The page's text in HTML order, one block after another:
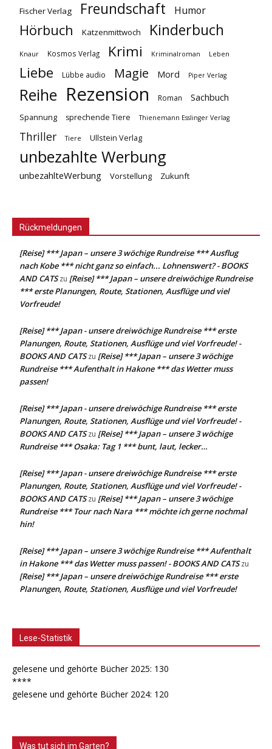
Fischer Verlag Freundschaft Humor
Hörbuch Katzenmittwoch Kinderbuch
Knaur Kosmos Verlag Krimi Kriminalroman Leben
Liebe Lübbe audio Magie Mord Piper Verlag
Reihe Rezension Roman Sachbuch
Spannung sprechende Tiere Thienemann Esslinger Verlag
Thriller Tiere Ullstein Verlag
unbezahlte Werbung
unbezahlteWerbung Vorstellung Zukunft
Rückmeldungen
[Reise] *** Japan – unsere 3 wöchige Rundreise *** Ausflug
nach Kobe *** nicht ganz so einfach... Lohnenswert? - BOOKS
AND CATSzu [Reise] *** Japan – unsere dreiwöchige Rundreise
*** erste Planungen, Route, Stationen, Ausflüge und viel
Vorfreude!
[Reise] *** Japan - unsere dreiwöchige Rundreise *** erste
Planungen, Route, Stationen, Ausflüge und viel Vorfreude! -
BOOKS AND CATSzu [Reise] *** Japan – unsere 3 wöchige
Rundreise *** Aufenthalt in Hakone *** das Wetter muss
passen!
[Reise] *** Japan - unsere dreiwöchige Rundreise *** erste
Planungen, Route, Stationen, Ausflüge und viel Vorfreude! -
BOOKS AND CATSzu [Reise] *** Japan – unsere 3 wöchige
Rundreise *** Osaka: Tag 1 *** bunt, laut, lecker…
[Reise] *** Japan - unsere dreiwöchige Rundreise *** erste
Planungen, Route, Stationen, Ausflüge und viel Vorfreude! -
BOOKS AND CATSzu [Reise] *** Japan – unsere 3 wöchige
Rundreise *** Tour nach Nara *** möchte ich gerne nochmal
hin!
[Reise] *** Japan – unsere 3 wöchige Rundreise *** Aufenthalt
in Hakone *** das Wetter muss passen! - BOOKS AND CATSzu
[Reise] *** Japan – unsere dreiwöchige Rundreise *** erste
Planungen, Route, Stationen, Ausflüge und viel Vorfreude!
Lese-Statistik
gelesene und gehörte Bücher 2025: 130
****
gelesene und gehörte Bücher 2024: 120
Was tut sich im Garten?